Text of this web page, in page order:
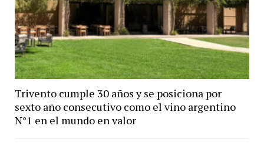
Trivento cumple 30 años y se posiciona por
sexto año consecutivo como el vino argentino
N°1 en el mundo en valor